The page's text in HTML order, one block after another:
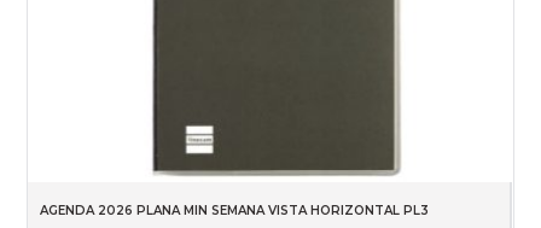
AGENDA 2026 PLANA MIN SEMANA VISTA HORIZONTAL PL3